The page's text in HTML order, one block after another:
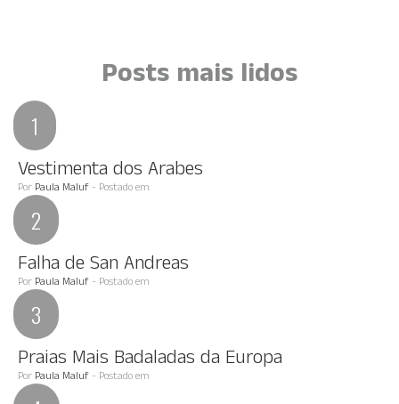
Posts mais lidos
Vestimenta dos Arabes
Por Paula Maluf - Postado em
Falha de San Andreas
Por Paula Maluf - Postado em
Praias Mais Badaladas da Europa
Por Paula Maluf - Postado em